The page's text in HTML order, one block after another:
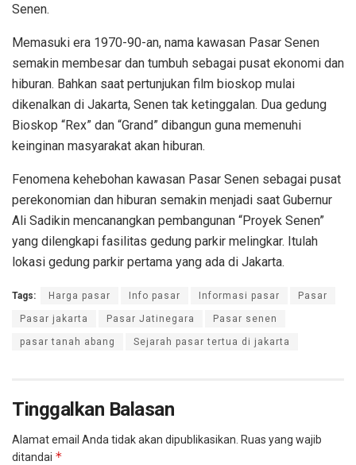
Senen.
Memasuki era 1970-90-an, nama kawasan Pasar Senen
semakin membesar dan tumbuh sebagai pusat ekonomi dan
hiburan. Bahkan saat pertunjukan film bioskop mulai
dikenalkan di Jakarta, Senen tak ketinggalan. Dua gedung
Bioskop “Rex” dan “Grand” dibangun guna memenuhi
keinginan masyarakat akan hiburan.
Fenomena kehebohan kawasan Pasar Senen sebagai pusat
perekonomian dan hiburan semakin menjadi saat Gubernur
Ali Sadikin mencanangkan pembangunan “Proyek Senen”
yang dilengkapi fasilitas gedung parkir melingkar. Itulah
lokasi gedung parkir pertama yang ada di Jakarta.
Tags: Harga pasar Info pasar Informasi pasar Pasar
Pasar jakarta Pasar Jatinegara Pasar senen
pasar tanah abang Sejarah pasar tertua di jakarta
Tinggalkan Balasan
Alamat email Anda tidak akan dipublikasikan. Ruas yang wajib
ditandai *